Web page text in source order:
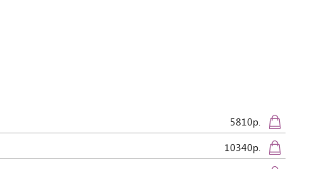
5810р.
10340р.